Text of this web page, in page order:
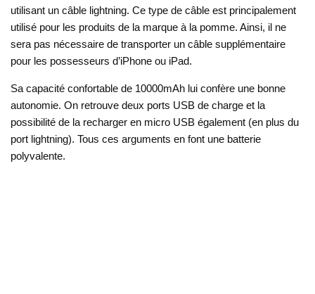
utilisant un câble lightning. Ce type de câble est principalement
utilisé pour les produits de la marque à la pomme. Ainsi, il ne
sera pas nécessaire de transporter un câble supplémentaire
pour les possesseurs d’iPhone ou iPad.
Sa capacité confortable de 10000mAh lui confère une bonne
autonomie. On retrouve deux ports USB de charge et la
possibilité de la recharger en micro USB également (en plus du
port lightning). Tous ces arguments en font une batterie
polyvalente.